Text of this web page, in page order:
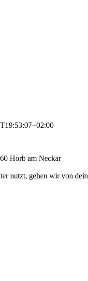
Horb am Neckar
nutzt, gehen wir von